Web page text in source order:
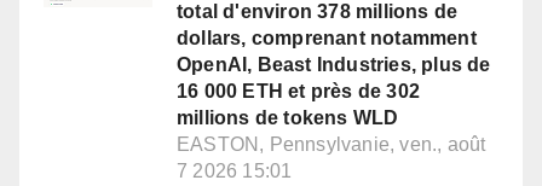
total d'environ 378 millions de
dollars, comprenant notamment
OpenAI, Beast Industries, plus de
16 000 ETH et près de 302
millions de tokens WLD
EASTON, Pennsylvanie, ven., août
7 2026 15:01